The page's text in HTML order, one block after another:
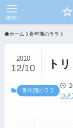
☆
MENU
ホーム 青年期のララ
ト
2010
12/10
青年期のララ
コメ